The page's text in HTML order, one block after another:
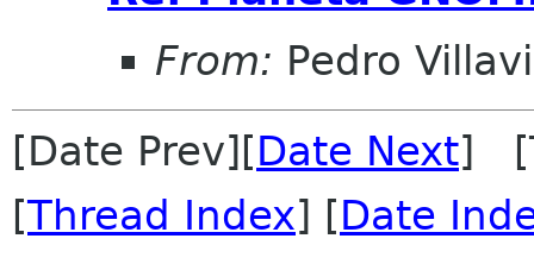
From: Pedro
[Date Prev][Date Next]
[Thread Index] [Date